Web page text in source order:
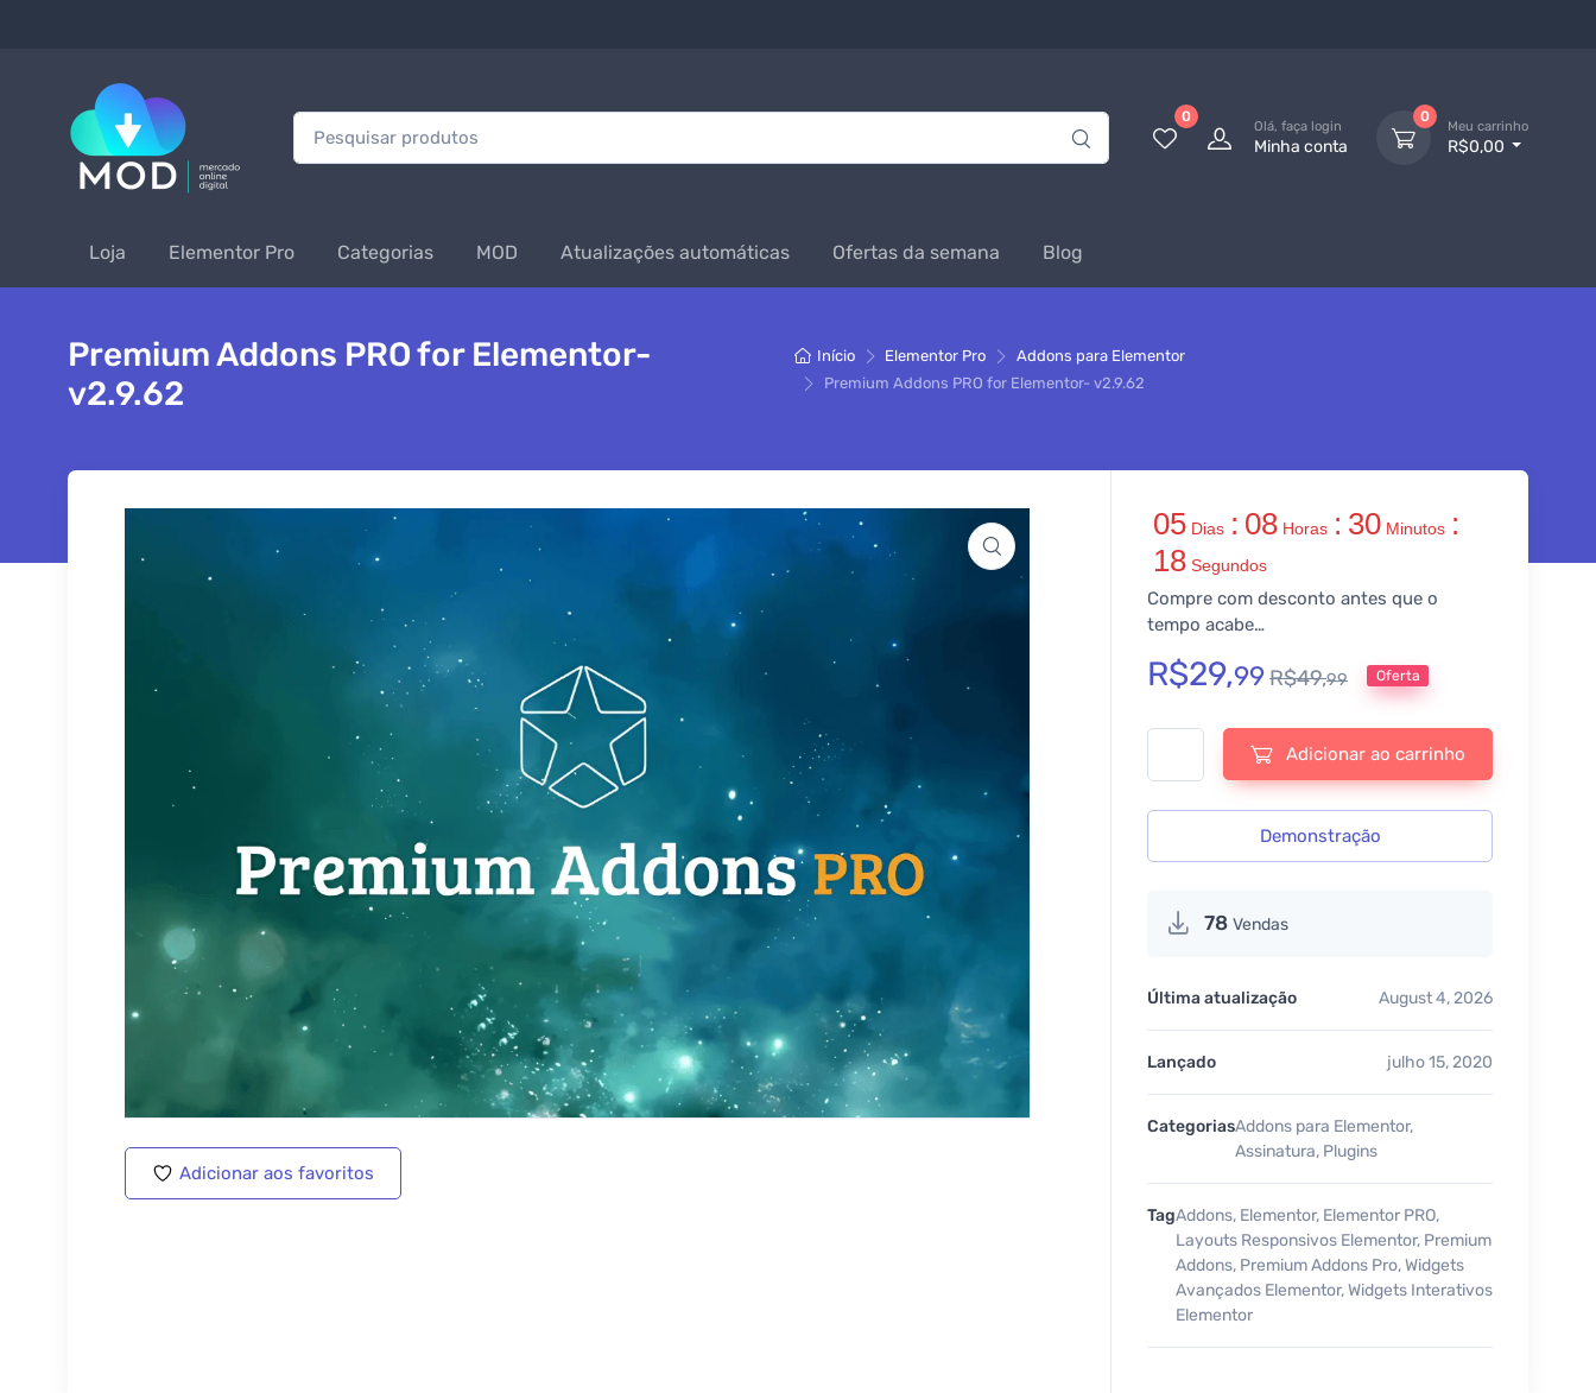
Procurar: 0
Olá, faça login
Minha conta
0
Meu carrinho
R$0,00
Loja Elementor Pro Categorias MOD Atualizações automáticas Ofertas da semana Blog
Início Elementor Pro
Addons para Elementor
Premium Addons PRO for Elementor- v2.9.62
Premium Addons PRO for Elementor-
v2.9.62
Adicionar aos favoritos
05 Dias : 08 Horas : 30 Minutos :
18 Segundos
Compre com desconto antes que o
tempo acabe…
R$29,99R$49,99 Oferta
Premium Addons PRO for Elementor- v2.9.62 quantidade
Adicionar ao carrinho
Demonstração
78 Vendas
Última atualização August 4, 2026
Lançado julho 15, 2020
CategoriasAddons para Elementor,
Assinatura, Plugins
TagAddons, Elementor, Elementor PRO,
Layouts Responsivos Elementor, Premium
Addons, Premium Addons Pro,Widgets
Avançados Elementor,Widgets Interativos
Elementor